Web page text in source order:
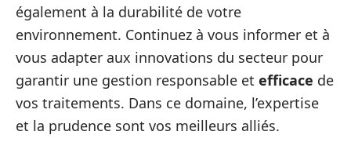
également à la durabilité de votre
environnement. Continuez à vous informer et à
vous adapter aux innovations du secteur pour
garantir une gestion responsable et efficace de
vos traitements. Dans ce domaine, l’expertise
et la prudence sont vos meilleurs alliés.